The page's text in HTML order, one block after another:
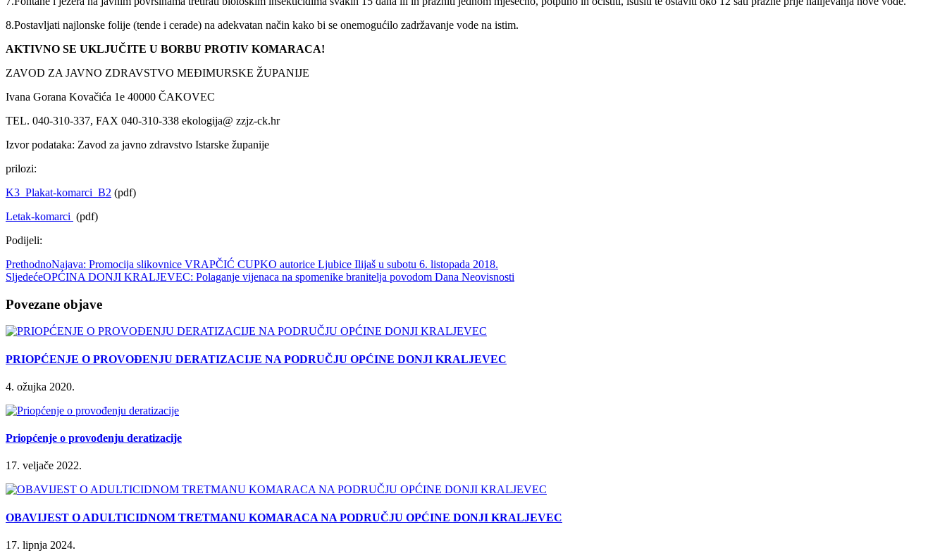
8.Postavljati najlonske folije (tende i cerade) na adekvatan način kako bi se onemogućilo zadržavanje vode na istim.
AKTIVNO SE UKLJUČITE U BORBU PROTIV KOMARACA!
ZAVOD ZA JAVNO ZDRAVSTVO MEĐIMURSKE ŽUPANIJE
Ivana Gorana Kovačića 1e 40000 ČAKOVEC
TEL. 040-310-337, FAX 040-310-338 ekologija@ zzjz-ck.hr
Izvor podataka: Zavod za javno zdravstvo Istarske županije
prilozi:
K3_Plakat-komarci_B2 (pdf)
Letak-komarci (pdf)
Podijeli:
PrethodnoNajava: Promocija slikovnice VRAPČIĆ CUPKO autorice Ljubice Ilijaš u subotu 6. listopada 2018.
SljedećeOPĆINA DONJI KRALJEVEC: Polaganje vijenaca na spomenike branitelja povodom Dana Neovisnosti
Povezane objave
PRIOPĆENJE O PROVOĐENJU DERATIZACIJE NA PODRUČJU OPĆINE DONJI KRALJEVEC
4. ožujka 2020.
Priopćenje o provođenju deratizacije
17. veljače 2022.
OBAVIJEST O ADULTICIDNOM TRETMANU KOMARACA NA PODRUČJU OPĆINE DONJI KRALJEVEC
17. lipnja 2024.